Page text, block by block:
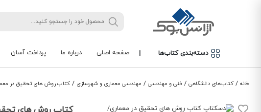
دسته‌بندی کتاب‌ها | صفحه اصلی درباره ما پرداخت آسان
خانه / کتاب‌های دانشگاهی / فنی و مهندسی / مهندسی معماری و شهرسازی / کتاب روش های تحقیق در